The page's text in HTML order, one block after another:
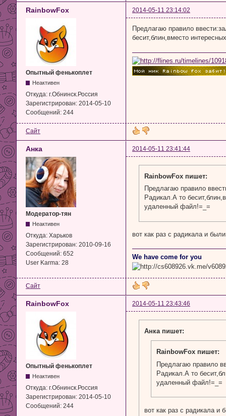
RainbowFox 2014-05-11 23:14:02
Опытный фенькоплет
Неактивен
Откуда: г.Обнинск.Россия
Зарегистрирован: 2014-05-10
Сообщений: 244
Предлагаю правило
бесит,блин,вместо
Сайт
Анка 2014-05-11 23:41:44
Модератор-тян
Неактивен
Откуда: Харьков
Зарегистрирован: 2010-09-16
Сообщений: 652
User Karma: 28
RainbowFox пишет:
Предлагаю правило
Радикал.А то
удаленный файл!=_=
вот как раз с радикала и
We have come for you
Сайт
RainbowFox 2014-05-11 23:43:46
Опытный фенькоплет
Неактивен
Откуда: г.Обнинск.Россия
Зарегистрирован: 2014-05-10
Сообщений: 244
Анка пишет:
RainbowFox пишет:
Предлагаю правило
Радикал.А то
удаленный файл!=_=
вот как раз с радикала